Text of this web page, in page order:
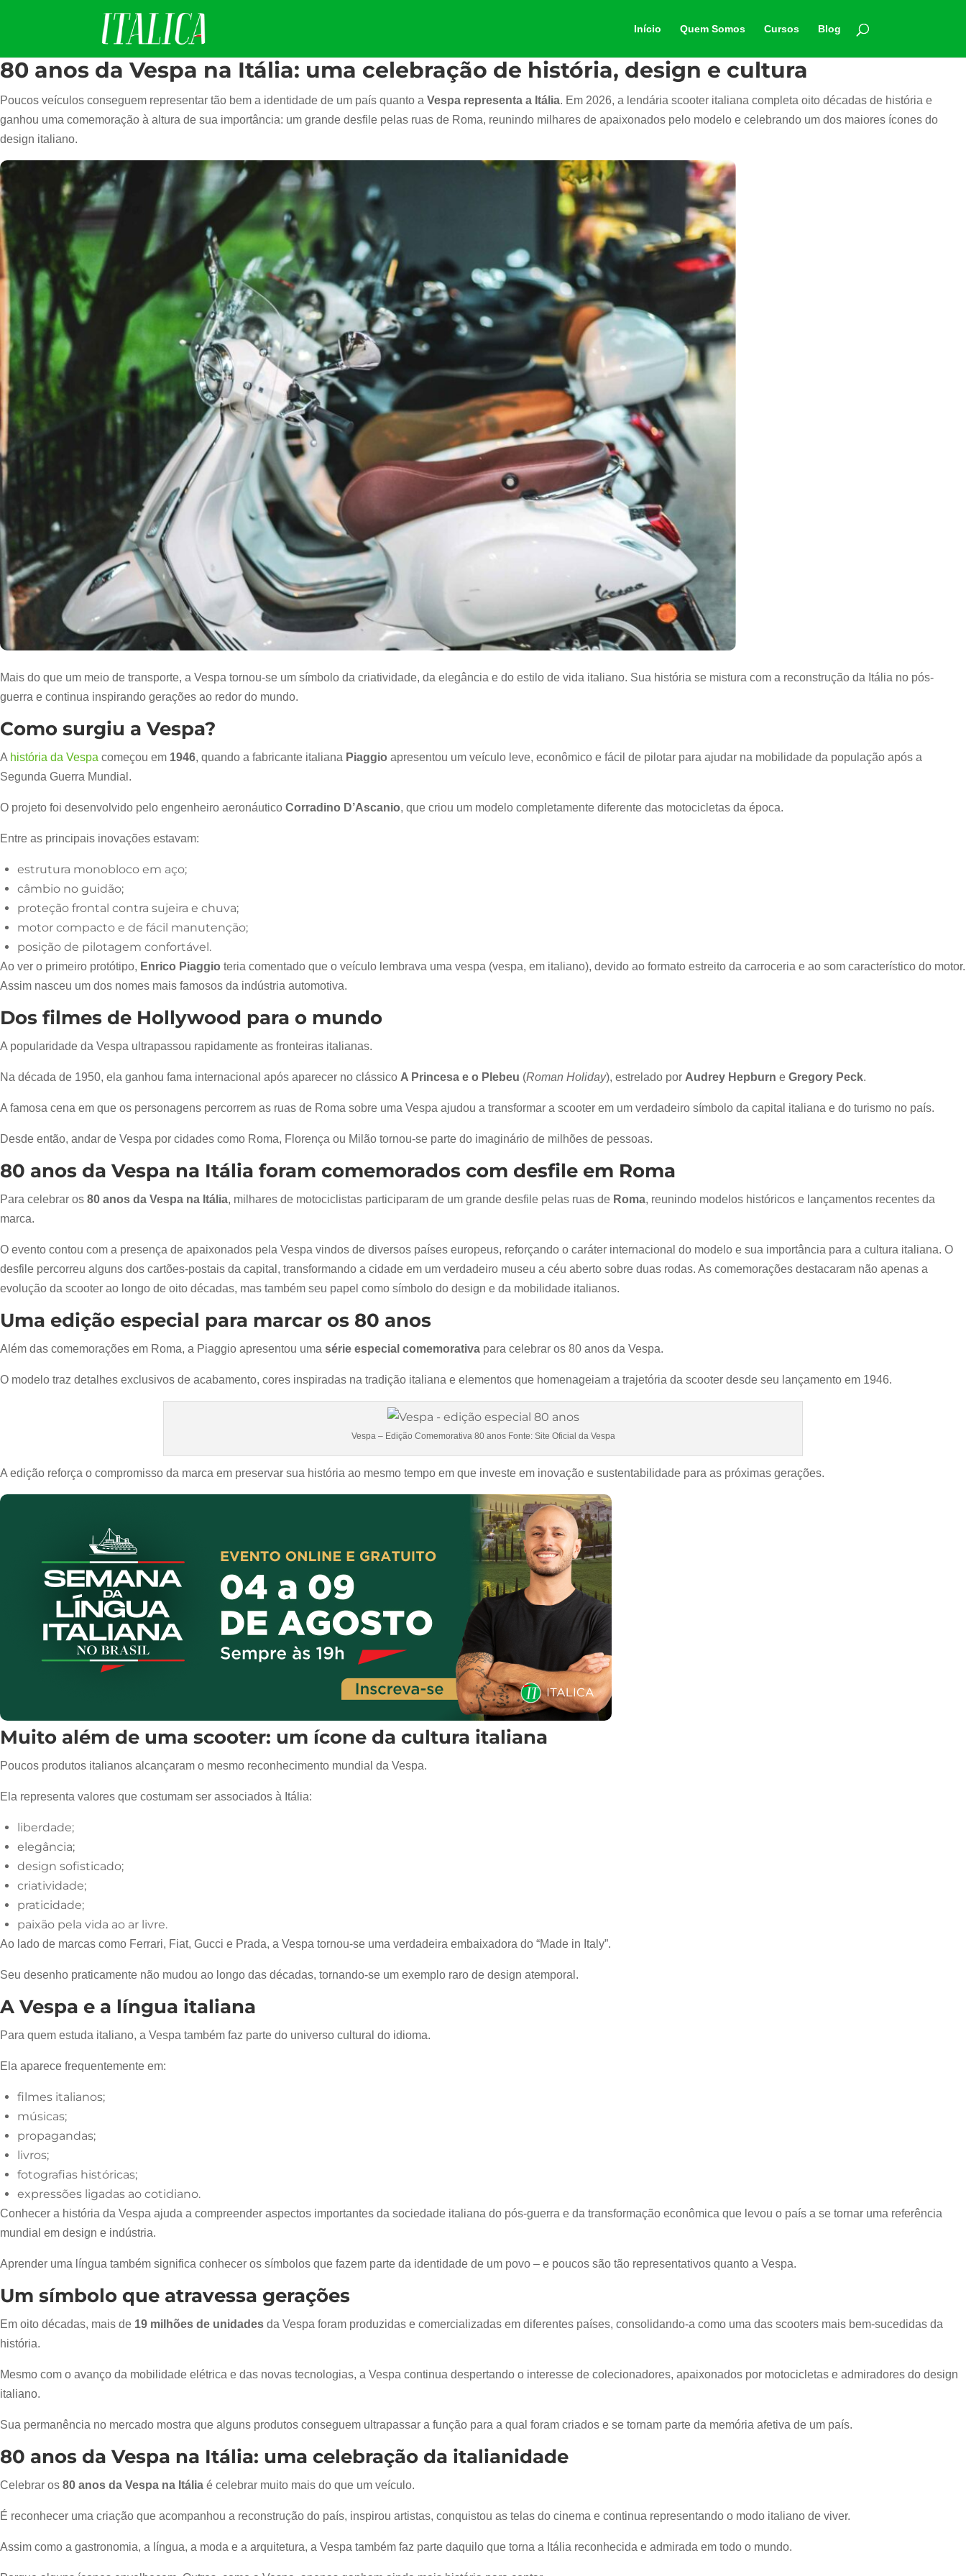
Início Quem Somos Cursos Blog
80 anos da Vespa na Itália: uma celebração de história, design e cultura
Poucos veículos conseguem representar tão bem a identidade de um país quanto a Vespa representa a Itália. Em 2026, a lendária scooter italiana completa oito décadas de história e
ganhou uma comemoração à altura de sua importância: um grande desfile pelas ruas de Roma, reunindo milhares de apaixonados pelo modelo e celebrando um dos maiores ícones do
design italiano.
Mais do que um meio de transporte, a Vespa tornou-se um símbolo da criatividade, da elegância e do estilo de vida italiano. Sua história se mistura com a reconstrução da Itália no pós-
guerra e continua inspirando gerações ao redor do mundo.
Como surgiu a Vespa?
A história da Vespa começou em 1946, quando a fabricante italiana Piaggio apresentou um veículo leve, econômico e fácil de pilotar para ajudar na mobilidade da população após a
Segunda Guerra Mundial.
O projeto foi desenvolvido pelo engenheiro aeronáutico Corradino D’Ascanio, que criou um modelo completamente diferente das motocicletas da época.
Entre as principais inovações estavam:
estrutura monobloco em aço;
câmbio no guidão;
proteção frontal contra sujeira e chuva;
motor compacto e de fácil manutenção;
posição de pilotagem confortável.
Ao ver o primeiro protótipo, Enrico Piaggio teria comentado que o veículo lembrava uma vespa (vespa, em italiano), devido ao formato estreito da carroceria e ao som característico do motor.
Assim nasceu um dos nomes mais famosos da indústria automotiva.
Dos filmes de Hollywood para o mundo
A popularidade da Vespa ultrapassou rapidamente as fronteiras italianas.
Na década de 1950, ela ganhou fama internacional após aparecer no clássico A Princesa e o Plebeu (Roman Holiday), estrelado por Audrey Hepburn e Gregory Peck.
A famosa cena em que os personagens percorrem as ruas de Roma sobre uma Vespa ajudou a transformar a scooter em um verdadeiro símbolo da capital italiana e do turismo no país.
Desde então, andar de Vespa por cidades como Roma, Florença ou Milão tornou-se parte do imaginário de milhões de pessoas.
80 anos da Vespa na Itália foram comemorados com desfile em Roma
Para celebrar os 80 anos da Vespa na Itália, milhares de motociclistas participaram de um grande desfile pelas ruas de Roma, reunindo modelos históricos e lançamentos recentes da
marca.
O evento contou com a presença de apaixonados pela Vespa vindos de diversos países europeus, reforçando o caráter internacional do modelo e sua importância para a cultura italiana. O
desfile percorreu alguns dos cartões-postais da capital, transformando a cidade em um verdadeiro museu a céu aberto sobre duas rodas. As comemorações destacaram não apenas a
evolução da scooter ao longo de oito décadas, mas também seu papel como símbolo do design e da mobilidade italianos.
Uma edição especial para marcar os 80 anos
Além das comemorações em Roma, a Piaggio apresentou uma série especial comemorativa para celebrar os 80 anos da Vespa.
O modelo traz detalhes exclusivos de acabamento, cores inspiradas na tradição italiana e elementos que homenageiam a trajetória da scooter desde seu lançamento em 1946.
Vespa – Edição Comemorativa 80 anos Fonte: Site Oficial da Vespa
A edição reforça o compromisso da marca em preservar sua história ao mesmo tempo em que investe em inovação e sustentabilidade para as próximas gerações.
Muito além de uma scooter: um ícone da cultura italiana
Poucos produtos italianos alcançaram o mesmo reconhecimento mundial da Vespa.
Ela representa valores que costumam ser associados à Itália:
liberdade;
elegância;
design sofisticado;
criatividade;
praticidade;
paixão pela vida ao ar livre.
Ao lado de marcas como Ferrari, Fiat, Gucci e Prada, a Vespa tornou-se uma verdadeira embaixadora do “Made in Italy”.
Seu desenho praticamente não mudou ao longo das décadas, tornando-se um exemplo raro de design atemporal.
A Vespa e a língua italiana
Para quem estuda italiano, a Vespa também faz parte do universo cultural do idioma.
Ela aparece frequentemente em:
filmes italianos;
músicas;
propagandas;
livros;
fotografias históricas;
expressões ligadas ao cotidiano.
Conhecer a história da Vespa ajuda a compreender aspectos importantes da sociedade italiana do pós-guerra e da transformação econômica que levou o país a se tornar uma referência
mundial em design e indústria.
Aprender uma língua também significa conhecer os símbolos que fazem parte da identidade de um povo – e poucos são tão representativos quanto a Vespa.
Um símbolo que atravessa gerações
Em oito décadas, mais de 19 milhões de unidades da Vespa foram produzidas e comercializadas em diferentes países, consolidando-a como uma das scooters mais bem-sucedidas da
história.
Mesmo com o avanço da mobilidade elétrica e das novas tecnologias, a Vespa continua despertando o interesse de colecionadores, apaixonados por motocicletas e admiradores do design
italiano.
Sua permanência no mercado mostra que alguns produtos conseguem ultrapassar a função para a qual foram criados e se tornam parte da memória afetiva de um país.
80 anos da Vespa na Itália: uma celebração da italianidade
Celebrar os 80 anos da Vespa na Itália é celebrar muito mais do que um veículo.
É reconhecer uma criação que acompanhou a reconstrução do país, inspirou artistas, conquistou as telas do cinema e continua representando o modo italiano de viver.
Assim como a gastronomia, a língua, a moda e a arquitetura, a Vespa também faz parte daquilo que torna a Itália reconhecida e admirada em todo o mundo.